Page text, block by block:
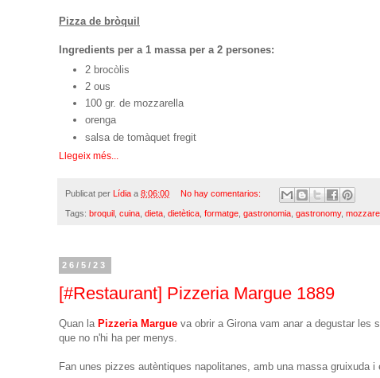
Pizza de bròquil
Ingredients per a 1 massa per a 2 persones:
2 brocòlis
2 ous
100 gr. de mozzarella
orenga
salsa de tomàquet fregit
Llegeix més...
Publicat per Lídia a 8:06:00 No hay comentarios:
Tags: broquil cuina dieta dietètica formatge gastronomia gastronomy,
26/5/23
[#Restaurant] Pizzeria Margue 1889
Quan la Pizzeria Margue va obrir a Girona vam anar a degustar les
que no n'hi ha per menys.
Fan unes pizzes autèntiques napolitanes, amb una massa gruixuda